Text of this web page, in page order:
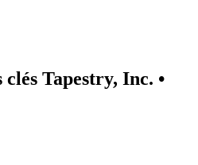
Tapestry, Inc. •